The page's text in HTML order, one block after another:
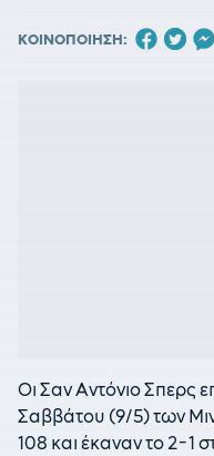
ΚΟΙΝΟΠΟΙΗΣΗ:
Οι Σαν Αντόνιο Σπερς
Σαββάτου (9/5) των
108 και έκαναν το 2-1